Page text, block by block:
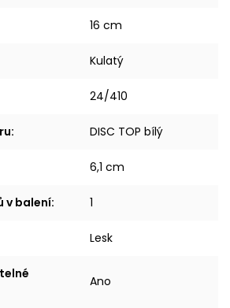
16 cm
Kulatý
24/410
: DISC TOP bílý
6,1 cm
v balení: 1
Lesk
Ano